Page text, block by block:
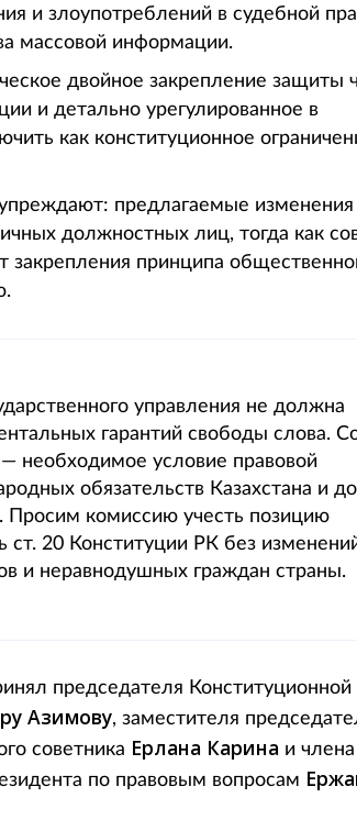
и злоупотреблений в судебной
массовой информации.
двойное закрепление защиты
и детально урегулированное в
как конституционное
предлагаемые изменения
должностных лиц, тогда как
закрепления принципа
управления не должна
гарантий свободы слова.
необходимое условие правовой
обязательств Казахстана и
Просим комиссию учесть позицию
ст. 20 Конституции РК без
и неравнодушных граждан страны.
председателя
Азимову, заместителя
советника Ерлана Карина и члена
по правовым вопросам